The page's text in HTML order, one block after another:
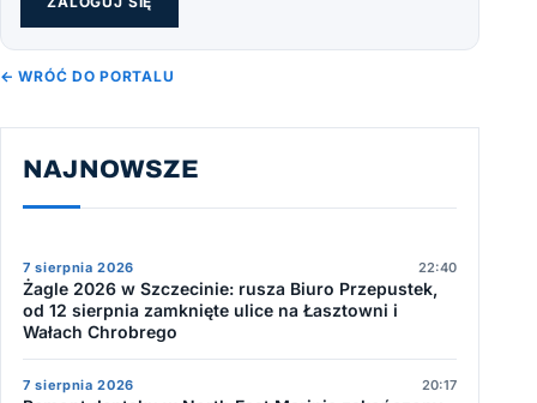
← WRÓĆ DO PORTALU
NAJNOWSZE
7 sierpnia 2026 22:40
Żagle 2026 w Szczecinie: rusza Biuro Przepustek,
od 12 sierpnia zamknięte ulice na Łasztowni i
Wałach Chrobrego
7 sierpnia 2026 20:17